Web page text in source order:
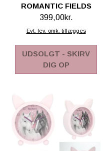
ROMANTIC FIELDS
399,00kr.
Evt. lev. omk. tillægges
UDSOLGT - SKIRV
DIG OP